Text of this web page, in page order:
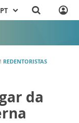
PT
REDENTORISTAS
da